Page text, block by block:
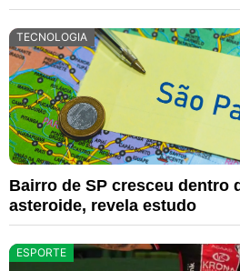
TECNOLOGIA
Bairro de SP cresceu dentro
asteroide, revela estudo
ESPORTE